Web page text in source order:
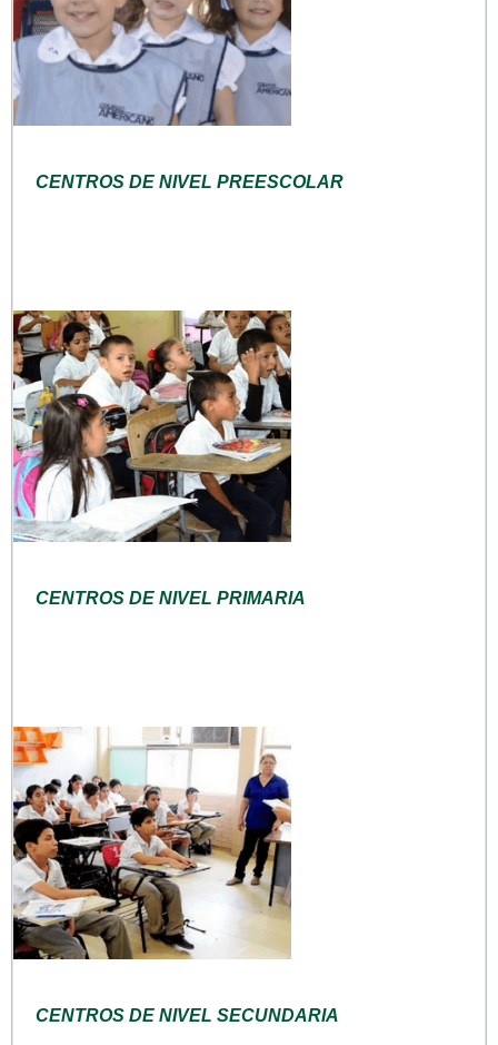
CENTROS DE NIVEL PREESCOLAR
CENTROS DE NIVEL PRIMARIA
CENTROS DE NIVEL SECUNDARIA